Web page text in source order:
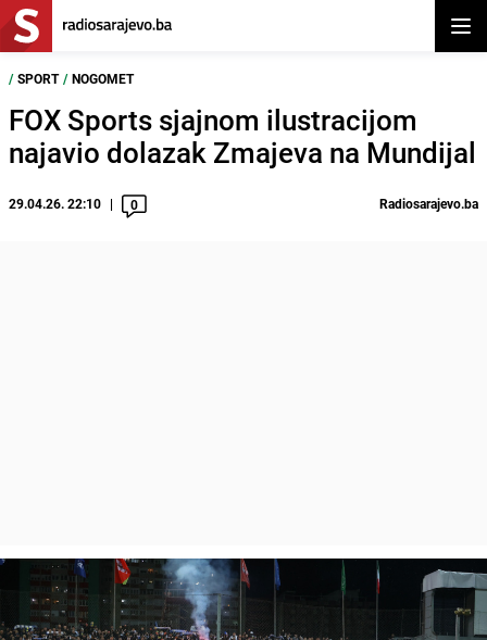
/ SPORT / NOGOMET
FOX Sports sjajnom ilustracijom
najavio dolazak Zmajeva na Mundijal
29.04.26. 22:10 0 Radiosarajevo.ba